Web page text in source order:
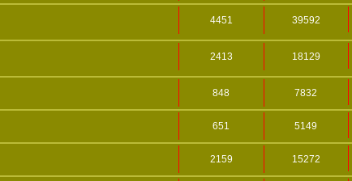
4451 39592
2413 18129
848 7832
651 5149
2159 15272